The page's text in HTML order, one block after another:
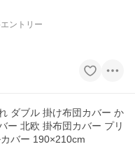
ントリー
ダブル 掛け布団カバー か
ー 北欧 掛布団カバー プリ
バー 190×210cm